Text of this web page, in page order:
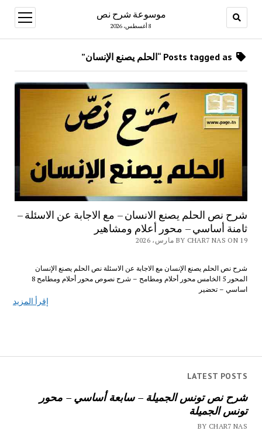
موسوعة شرح نص
8 أغسطس، 2026
open
menu
LATEST POSTS
شرح نص تونس الجميلة – سابعة أساسي – محور
تونس الجميلة
BY CHAR7 NAS
شرح نص الحلم يصنع الانسان – مع الاجابة عن الاسئلة –
ثامنة أساسي – محور أعلام ومشاهير
BY CHAR7 NAS ON 19 مارس، 2026
شرح نص الحلم يصنع الإنسان مع الاجابة عن الاسئلة نص الحلم يصنع الإنسان
المحور 5 الخامس محور أحلام ومطامح – شرح نصوص محور أحلام ومطامح 8
اساسي – تحضير
إقرأ المزيد